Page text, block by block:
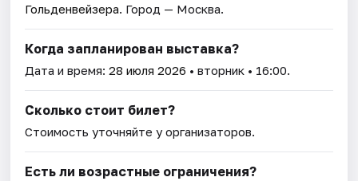
Гольденвейзера. Город — Москва.
Когда запланирован выставка?
Дата и время:28 июля 2026 • вторник • 16:00.
Сколько стоит билет?
Стоимость уточняйте у организаторов.
Есть ли возрастные ограничения?